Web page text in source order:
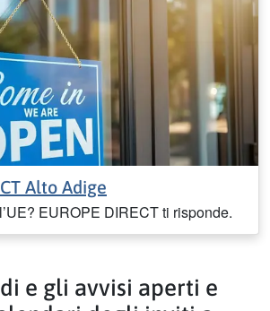
Alto Adige
EUROPE DIRECT ti risponde.
e gli avvisi aperti e